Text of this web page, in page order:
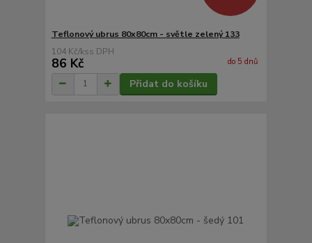
Teflonový ubrus 80x80cm - světle zelený 133
104 Kč/ks
86 Kč do 5 dnů
Přidat do košíku